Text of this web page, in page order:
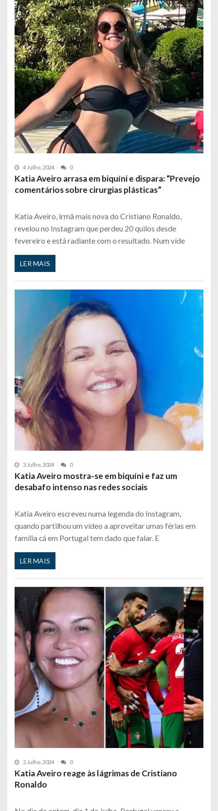
4 Julho, 2024 0
Katia Aveiro arrasa em biquíni e dispara: “Prevejo
comentários sobre cirurgias plásticas”
Katia Aveiro, irmã mais nova do Cristiano Ronaldo,
revelou no Instagram que perdeu 20 quilos desde
fevereiro e está radiante com o resultado. Num víde
LER MAIS
3 Julho, 2024 0
Katia Aveiro mostra-se em biquíni e faz um
desabafo intenso nas redes sociais
Katia Aveiro escreveu numa legenda do Instagram,
quando partilhou um vídeo a aproveitar umas férias em
família cá em Portugal tem dado que falar. E
LER MAIS
2 Julho, 2024 0
Katia Aveiro reage às lágrimas de Cristiano
Ronaldo